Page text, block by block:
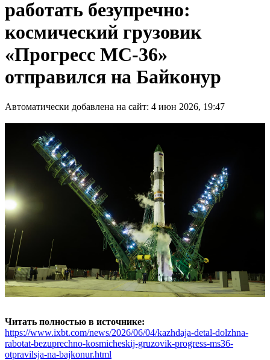
работать безупречно:
космический грузовик
«Прогресс МС-36»
отправился на Байконур
Автоматически добавлена на сайт: 4 июн 2026, 19:47
Читать полностью в источнике:
https://www.ixbt.com/news/2026/06/04/kazhdaja-detal-dolzhna-
rabotat-bezuprechno-kosmicheskij-gruzovik-progress-ms36-
otpravilsja-na-bajkonur.html